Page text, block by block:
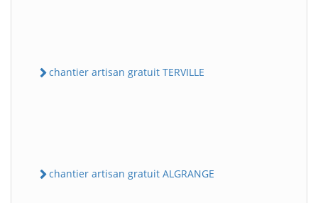
chantier artisan gratuit TERVILLE
chantier artisan gratuit ALGRANGE